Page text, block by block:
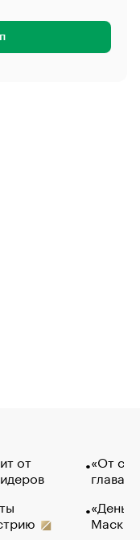
от
«От
глава
Маск в